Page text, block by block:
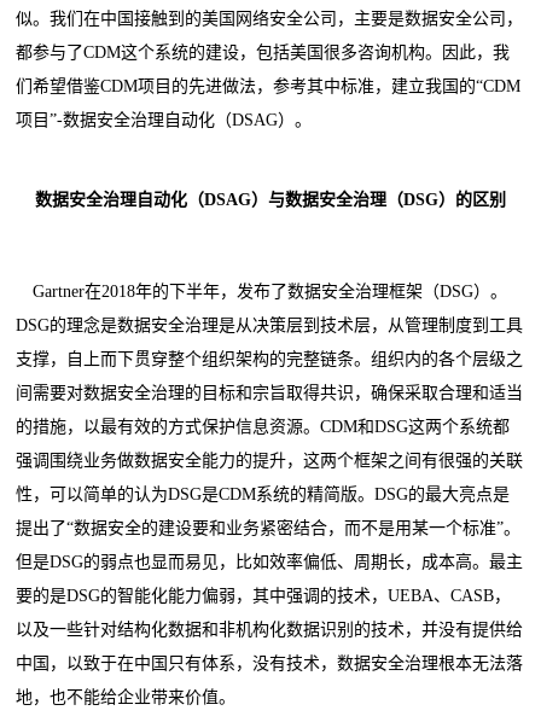
似。我们在中国接触到的美国网络安全公司，主要是数据安全公司，
都参与了CDM这个系统的建设，包括美国很多咨询机构。因此，我
们希望借鉴CDM项目的先进做法，参考其中标准，建立我国的“CDM
项目”-数据安全治理自动化（DSAG）。
数据安全治理自动化（DSAG）与数据安全治理（DSG）的区别
Gartner在2018年的下半年，发布了数据安全治理框架（DSG）。
DSG的理念是数据安全治理是从决策层到技术层，从管理制度到工具
支撑，自上而下贯穿整个组织架构的完整链条。组织内的各个层级之
间需要对数据安全治理的目标和宗旨取得共识，确保采取合理和适当
的措施，以最有效的方式保护信息资源。CDM和DSG这两个系统都
强调围绕业务做数据安全能力的提升，这两个框架之间有很强的关联
性，可以简单的认为DSG是CDM系统的精简版。DSG的最大亮点是
提出了“数据安全的建设要和业务紧密结合，而不是用某一个标准”。
但是DSG的弱点也显而易见，比如效率偏低、周期长，成本高。最主
要的是DSG的智能化能力偏弱，其中强调的技术，UEBA、CASB，
以及一些针对结构化数据和非机构化数据识别的技术，并没有提供给
中国，以致于在中国只有体系，没有技术，数据安全治理根本无法落
地，也不能给企业带来价值。